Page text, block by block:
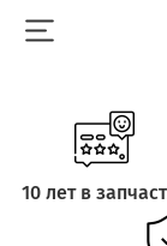
10 лет в